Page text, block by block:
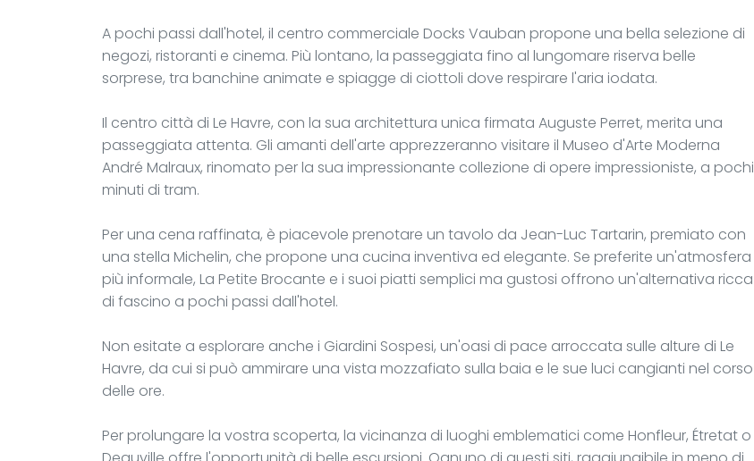
A pochi passi dall'hotel, il centro commerciale Docks Vauban propone una bella selezione di
negozi, ristoranti e cinema. Più lontano, la passeggiata fino al lungomare riserva belle
sorprese, tra banchine animate e spiagge di ciottoli dove respirare l'aria iodata.
Il centro città di Le Havre, con la sua architettura unica firmata Auguste Perret, merita una
passeggiata attenta. Gli amanti dell'arte apprezzeranno visitare il Museo d'Arte Moderna
André Malraux, rinomato per la sua impressionante collezione di opere impressioniste, a pochi
minuti di tram.
Per una cena raffinata, è piacevole prenotare un tavolo da Jean-Luc Tartarin, premiato con
una stella Michelin, che propone una cucina inventiva ed elegante. Se preferite un'atmosfera
più informale, La Petite Brocante e i suoi piatti semplici ma gustosi offrono un'alternativa ricca
di fascino a pochi passi dall'hotel.
Non esitate a esplorare anche i Giardini Sospesi, un'oasi di pace arroccata sulle alture di Le
Havre, da cui si può ammirare una vista mozzafiato sulla baia e le sue luci cangianti nel corso
delle ore.
Per prolungare la vostra scoperta, la vicinanza di luoghi emblematici come Honfleur, Étretat o